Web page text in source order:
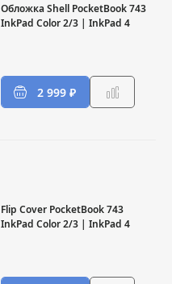
Обложка Shell PocketBook 743
InkPad Color 2/3 | InkPad 4
2 999 ₽
Flip Cover PocketBook 743
InkPad Color 2/3 | InkPad 4